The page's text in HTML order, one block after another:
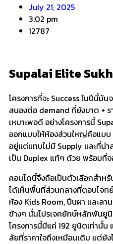
July 21, 2025
3:02 pm
12787
Supalai Elite
โครงการที่จะ Success ในปีนี้มั
สนองต่อ demand ที่ยังขาด +
เหมาะพอดี อย่างโครงการนี้
ออกแบบให้ห้องส่วนใหญ่คือแบ
อยู่แต่แทบไม่มี Supply และที่น่
เป็น Duplex แท้ๆ ด้วย พร้อมที่
คอนโดนี้จึงถือเป็นตัวเลือกสำหรั
ได้เห็นพื้นที่ส่วนกลางที่ตอบโจท
ห้อง Kids Room, ปีนผา และลา
ข้างๆ นั่นโปรเจคยักษ์หลักพันยู
โครงการนี้มีแค่ 192 ยูนิตเท่านั้
ลัยที่ราคาใจถึงเหมือนเดิม แต่ยั